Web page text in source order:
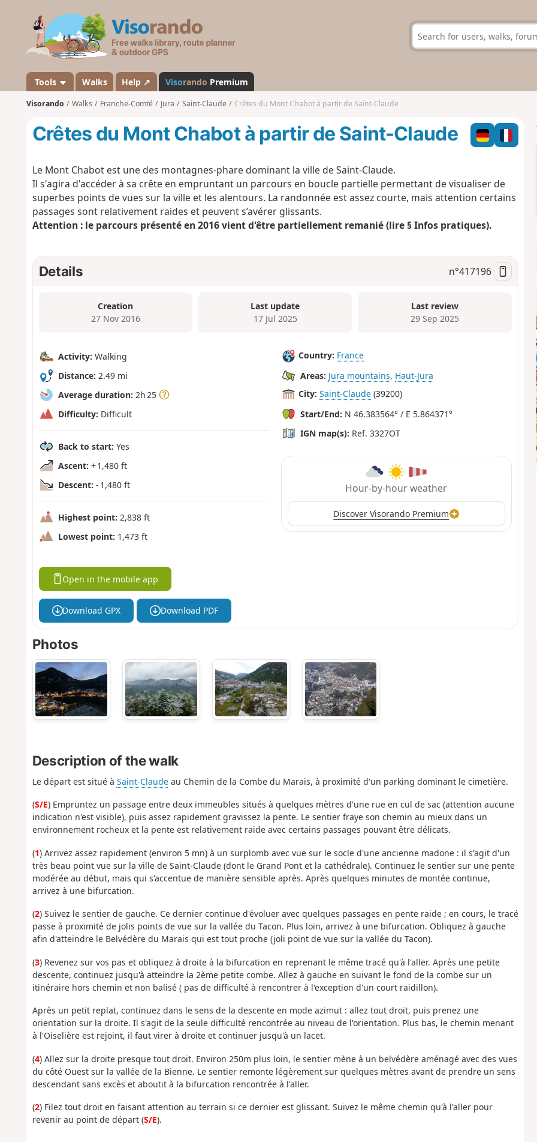
s
a
n
d
Tools Walks Help ↗ Visorando Premium
Visorando Walks Franche-Comté Jura Saint-Claude Crêtes du Mont Chabot à partir de Saint-Claude
Crêtes du Mont Chabot à partir de Saint-Claude
Le Mont Chabot est une des montagnes-phare dominant la ville de Saint-Claude.
Il s'agira d'accéder à sa crête en empruntant un parcours en boucle partielle permettant de visualiser de
superbes points de vues sur la ville et les alentours. La randonnée est assez courte, mais attention certains
passages sont relativement raides et peuvent s’avérer glissants.
Attention : le parcours présenté en 2016 vient d'être partiellement remanié (lire § Infos pratiques).
Details n°417196
Creation
27 Nov 2016
Last update
17 Jul 2025
Last review
29 Sep 2025
Activity: Walking
Distance: 2.49 mi
Average duration: 2h 25
Difficulty: Difficult
Back to start: Yes
Ascent: + 1,480 ft
Descent: - 1,480 ft
Highest point: 2,838 ft
Lowest point: 1,473 ft
Country: France
Areas: Jura mountains, Haut-Jura
City: Saint-Claude (39200)
Start/End: N 46.383564° / E 5.864371°
IGN map(s): Ref. 3327OT
Hour-by-hour weather
Discover Visorando Premium
Open in the mobile app
Download GPX Download PDF
Photos
Description of the walk
Le départ est situé à Saint-Claudeau Chemin de la Combe du Marais, à proximité d'un parking dominant le cimetière.
(S/E) Empruntez un passage entre deux immeubles situés à quelques mètres d'une rue en cul de sac (attention aucune
indication n'est visible), puis assez rapidement gravissez la pente. Le sentier fraye son chemin au mieux dans un
environnement rocheux et la pente est relativement raide avec certains passages pouvant être délicats.
(1) Arrivez assez rapidement (environ 5 mn) à un surplomb avec vue sur le socle d'une ancienne madone : il s'agit d'un
très beau point vue sur la ville de Saint-Claude (dont le Grand Pont et la cathédrale). Continuez le sentier sur une pente
modérée au début, mais qui s'accentue de manière sensible après. Après quelques minutes de montée continue,
arrivez à une bifurcation.
(2) Suivez le sentier de gauche. Ce dernier continue d'évoluer avec quelques passages en pente raide ; en cours, le tracé
passe à proximité de jolis points de vue sur la vallée du Tacon. Plus loin, arrivez à une bifurcation. Obliquez à gauche
afin d'atteindre le Belvédère du Marais qui est tout proche (joli point de vue sur la vallée du Tacon).
(3) Revenez sur vos pas et obliquez à droite à la bifurcation en reprenant le même tracé qu'à l'aller. Après une petite
descente, continuez jusqu'à atteindre la 2ème petite combe. Allez à gauche en suivant le fond de la combe sur un
itinéraire hors chemin et non balisé ( pas de difficulté à rencontrer à l'exception d'un court raidillon).
Après un petit replat, continuez dans le sens de la descente en mode azimut : allez tout droit, puis prenez une
orientation sur la droite. Il s'agit de la seule difficulté rencontrée au niveau de l'orientation. Plus bas, le chemin menant
à l'Oiselière est rejoint, il faut virer à droite et continuer jusqu'à un lacet.
(4) Allez sur la droite presque tout droit. Environ 250m plus loin, le sentier mène à un belvédère aménagé avec des vues
du côté Ouest sur la vallée de la Bienne. Le sentier remonte légèrement sur quelques mètres avant de prendre un sens
descendant sans excès et aboutit à la bifurcation rencontrée à l'aller.
(2) Filez tout droit en faisant attention au terrain si ce dernier est glissant. Suivez le même chemin qu'à l'aller pour
revenir au point de départ (S/E).